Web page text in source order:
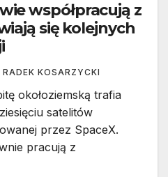
współpracują z
się kolejnych
RADEK KOSARZYCKI
okołoziemską trafia
satelitów
przez SpaceX.
pracują z